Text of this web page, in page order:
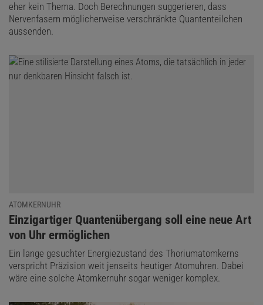
eher kein Thema. Doch Berechnungen suggerieren, dass
Nervenfasern möglicherweise verschränkte Quantenteilchen
aussenden.
ATOMKERNUHR
:
Einzigartiger Quantenübergang soll eine neue Art
von Uhr ermöglichen
Ein lange gesuchter Energiezustand des Thoriumatomkerns
verspricht Präzision weit jenseits heutiger Atomuhren. Dabei
wäre eine solche Atomkernuhr sogar weniger komplex.